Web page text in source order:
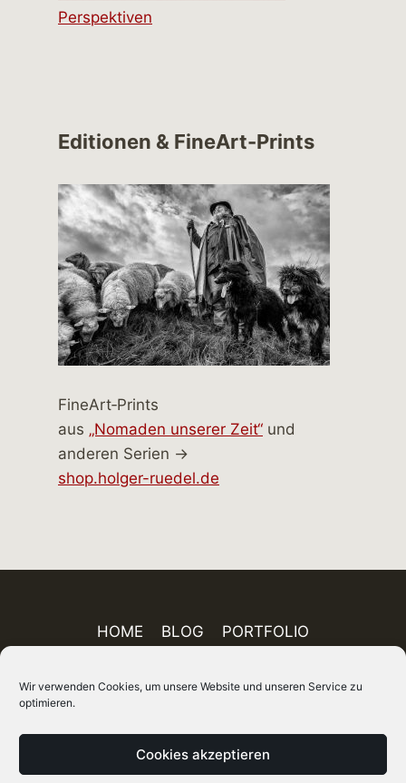
Wir verwenden Cookies, um unsere Website und unseren Service zu
optimieren.
Cookies akzeptieren
Perspektiven
Editionen & FineArt-Prints
FineArt‑Prints
aus „Nomaden unserer Zeit“ und
anderen Serien →
shop.holger-ruedel.de
HOME BLOG
PORTFOLIO
ÜBER MICH
DATENSCHUTZ
AGB SITEMAP